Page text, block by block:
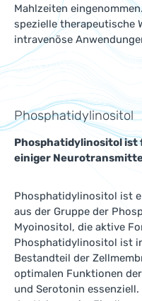
Mahlzeiten
spezielle therapeutische
intravenöse
Phosphatidylinositol
Phosphatidylinositol
einiger
Phosphatidylinositol ist
aus der Gruppe der
Myoinositol, die aktive
Phosphatidylinositol ist
Bestandteil der
optimalen Funktionen
und Serotonin